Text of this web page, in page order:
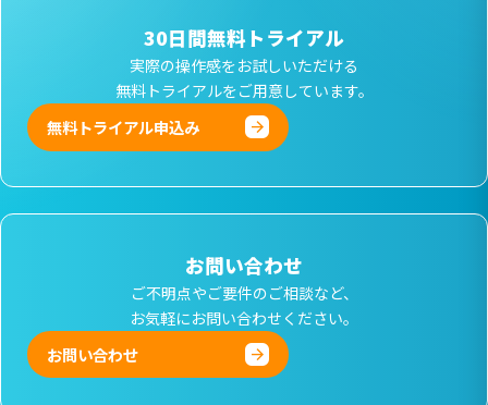
30日間無料トライアル
実際の操作感をお試しいただける
無料トライアルをご用意しています。
無料トライアル申込み
お問い合わせ
ご不明点やご要件のご相談など、
お気軽にお問い合わせください。
お問い合わせ